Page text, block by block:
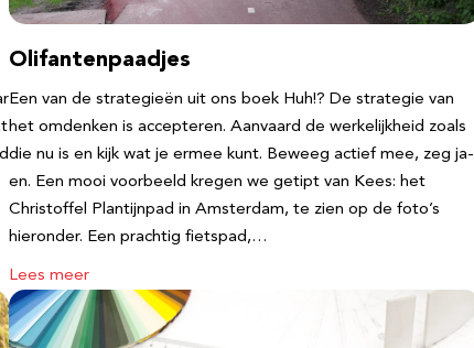
Olifantenpaadjes
Een van de strategieën uit ons boek Huh!? De strategie van
het omdenken is accepteren. Aanvaard de werkelijkheid zoals
die nu is en kijk wat je ermee kunt. Beweeg actief mee, zeg ja-
en. Een mooi voorbeeld kregen we getipt van Kees: het
Christoffel Plantijnpad in Amsterdam, te zien op de foto’s
hieronder. Een prachtig fietspad,…
Lees meer